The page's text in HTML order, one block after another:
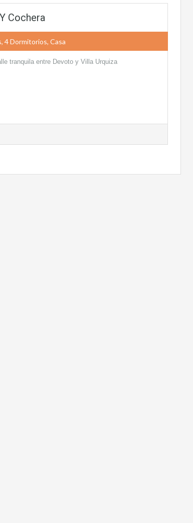
Cochera
4 Dormitorios, Casa
tranquila entre Devoto y Villa Urquiza